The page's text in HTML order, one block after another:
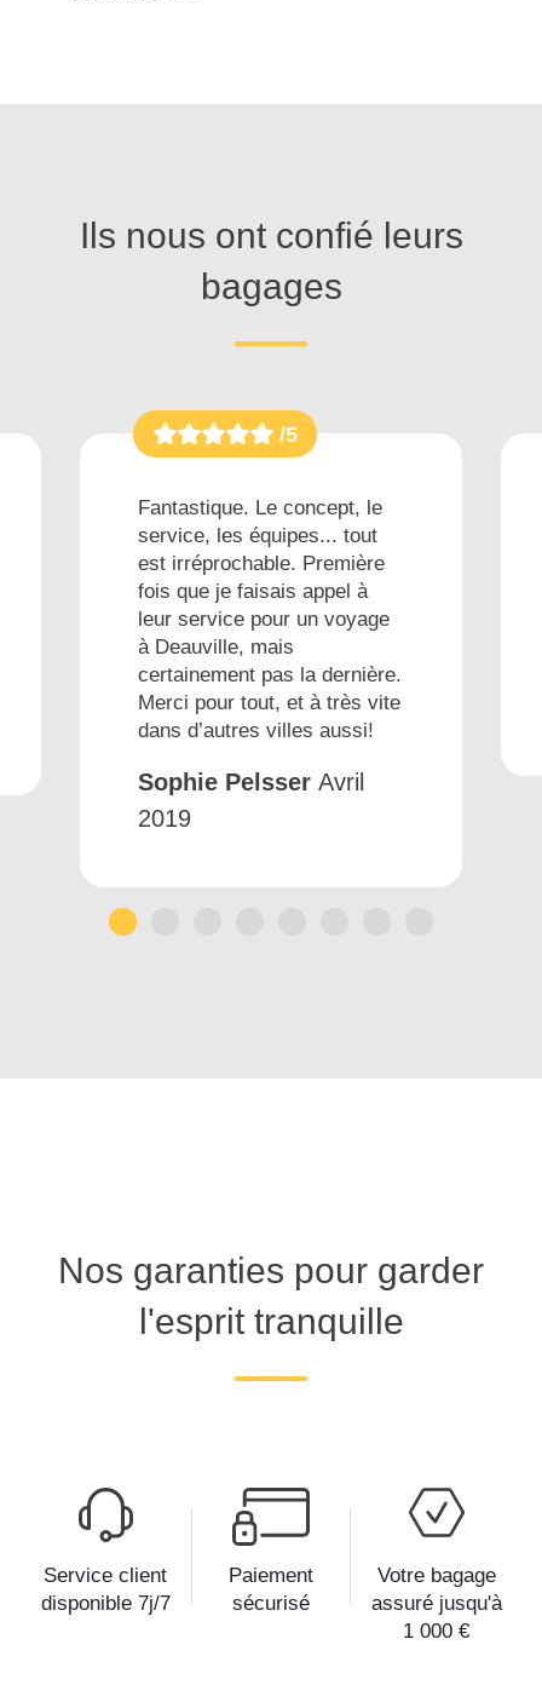
Ils nous ont confié leurs
bagages
/5
Fantastique. Le concept, le
service, les équipes... tout
est irréprochable. Première
fois que je faisais appel à
leur service pour un voyage
à Deauville, mais
certainement pas la dernière.
Merci pour tout, et à très vite
dans d’autres villes aussi!
Sophie Pelsser Avril
2019
Nos garanties pour garder
l'esprit tranquille
Service client
disponible 7j/7
Paiement
sécurisé
Votre bagage
assuré jusqu'à
1 000 €